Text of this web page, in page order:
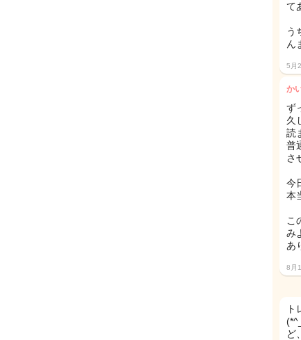
て
う
ん
5月
か
ず
久
読
普
さ
今
本
こ
み
あ
8月
ど